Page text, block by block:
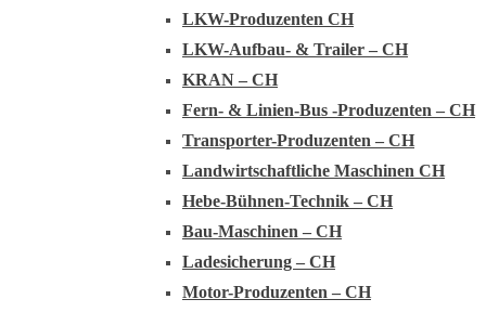
LKW-Produzenten CH
LKW-Aufbau- & Trailer – CH
KRAN – CH
Fern- & Linien-Bus -Produzenten – CH
Transporter-Produzenten – CH
Landwirtschaftliche Maschinen CH
Hebe-Bühnen-Technik – CH
Bau-Maschinen – CH
Ladesicherung – CH
Motor-Produzenten – CH